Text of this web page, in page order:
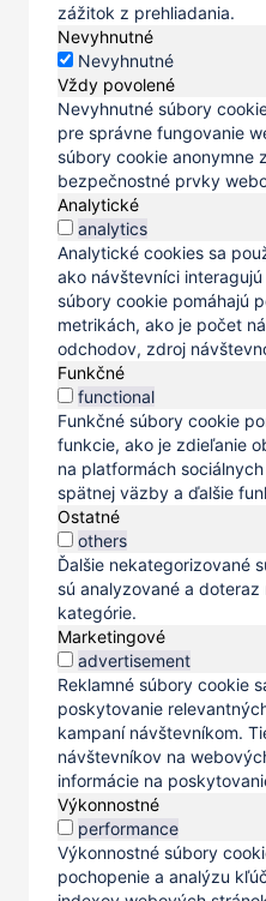
zážitok z prehliadania.
Nevyhnutné
Nevyhnutné
Vždy povolené
Nevyhnutné súbory
pre správne fungovanie
súbory cookie anonymne
bezpečnostné prvky
Analytické
analytics
Analytické cookies sa
ako návštevníci
súbory cookie pomáhajú
metrikách, ako je počet
odchodov, zdroj
Funkčné
functional
Funkčné súbory cookie
funkcie, ako je zdieľanie
na platformách
spätnej väzby a ďalšie
Ostatné
others
Ďalšie nekategorizované
sú analyzované a
kategórie.
Marketingové
advertisement
Reklamné súbory cookie
poskytovanie
kampaní návštevníkom.
návštevníkov na
informácie na
Výkonnostné
performance
Výkonnostné súbory
pochopenie a analýzu